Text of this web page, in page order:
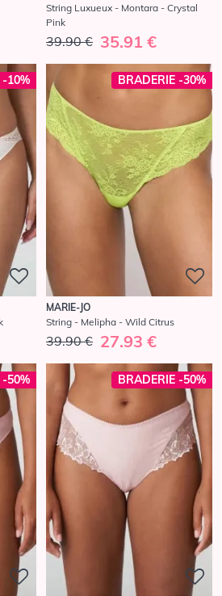
String Luxueux - Montara - Crystal
Pink
39.90 € 35.91 €
-10% BRADERIE -30%
MARIE-JO
String - Melipha - Wild Citrus
39.90 € 27.93 €
-50% BRADERIE -50%